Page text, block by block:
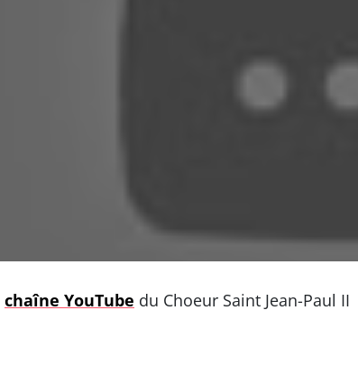
chaîne YouTube du Choeur Saint Jean-Paul II